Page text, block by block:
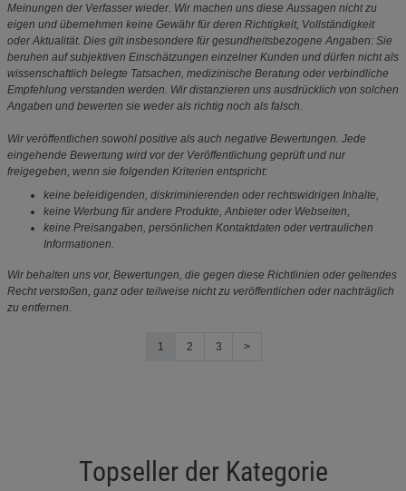
Meinungen der Verfasser wieder. Wir machen uns diese Aussagen nicht zu
eigen und übernehmen keine Gewähr für deren Richtigkeit, Vollständigkeit
oder Aktualität. Dies gilt insbesondere für gesundheitsbezogene Angaben: Sie
beruhen auf subjektiven Einschätzungen einzelner Kunden und dürfen nicht als
wissenschaftlich belegte Tatsachen, medizinische Beratung oder verbindliche
Empfehlung verstanden werden. Wir distanzieren uns ausdrücklich von solchen
Angaben und bewerten sie weder als richtig noch als falsch.
Wir veröffentlichen sowohl positive als auch negative Bewertungen. Jede
eingehende Bewertung wird vor der Veröffentlichung geprüft und nur
freigegeben, wenn sie folgenden Kriterien entspricht:
keine beleidigenden, diskriminierenden oder rechtswidrigen Inhalte,
keine Werbung für andere Produkte, Anbieter oder Webseiten,
keine Preisangaben, persönlichen Kontaktdaten oder vertraulichen
Informationen.
Wir behalten uns vor, Bewertungen, die gegen diese Richtlinien oder geltendes
Recht verstoßen, ganz oder teilweise nicht zu veröffentlichen oder nachträglich
zu entfernen.
1 2 3 >
Topseller der Kategorie